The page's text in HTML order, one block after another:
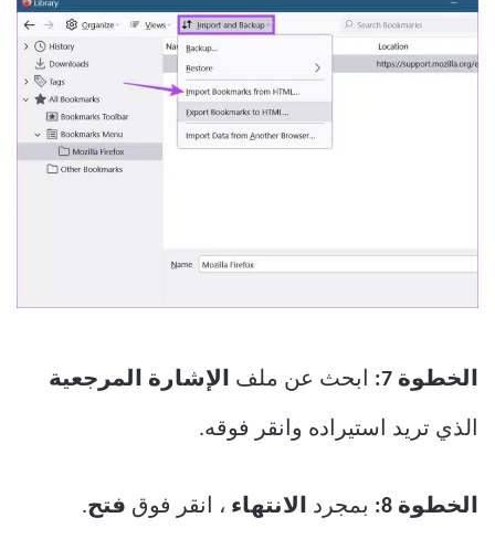
الخطوة 7: ابحث عن ملف الإشارة المرجعية
الذي تريد استيراده وانقر فوقه.
الخطوة 8: بمجرد الانتهاء ، انقر فوق فتح.